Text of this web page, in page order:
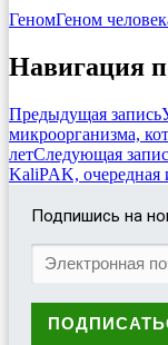
ГеномГеном
Навигация
Предыдущая запись
микроорганизма,
летСледующая
KaliPAK, очередная
Подпишись на